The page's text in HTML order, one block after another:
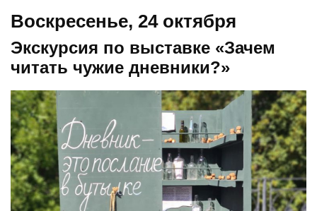
Воскресенье, 24 октября
Экскурсия по выставке «Зачем
читать чужие дневники?»